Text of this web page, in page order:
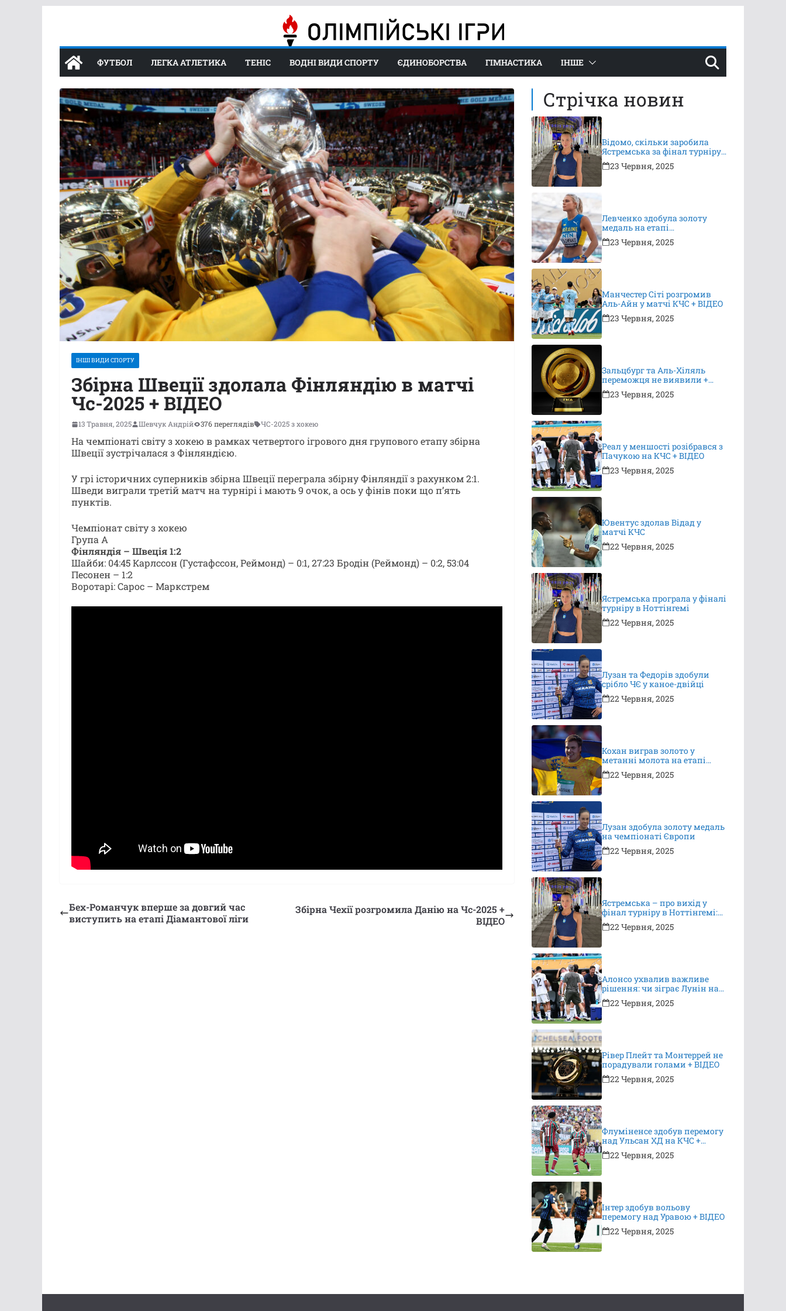
ФУТБОЛ ЛЕГКА АТЛЕТИКА ТЕНІС ВОДНІ ВИДИ СПОРТУ ЄДИНОБОРСТВА ГІМНАСТИКА ІНШЕ
ІНШІ ВИДИ СПОРТУ
Збірна Швеції здолала Фінляндію в матчі
Чс-2025 + ВІДЕО
13 Травня, 2025 Шевчук Андрій 376 переглядів ЧС-2025 з хокею
На чемпіонаті світу з хокею в рамках четвертого ігрового дня групового етапу збірна
Швеції зустрічалася з Фінляндією.
У грі історичних суперників збірна Швеції переграла збірну Фінляндії з рахунком 2:1.
Шведи виграли третій матч на турнірі і мають 9 очок, а ось у фінів поки що п’ять
пунктів.
Чемпіонат світу з хокею
Група A
Фінляндія – Швеція 1:2
Шайби: 04:45 Карлссон (Густафссон, Реймонд) – 0:1, 27:23 Бродін (Реймонд) – 0:2, 53:04
Песонен – 1:2
Воротарі: Сарос – Маркстрем
Бех-Романчук вперше за довгий час
виступить на етапі Діамантової ліги
Збірна Чехії розгромила Данію на Чс-2025 +
ВІДЕО
Стрічка новин
Відомо, скільки заробила
Ястремська за фінал турніру
в Ноттінгемі
23 Червня, 2025
Левченко здобула золоту
медаль на етапі
Континентального туру
23 Червня, 2025
Манчестер Сіті розгромив
Аль-Айн у матчі КЧС + ВІДЕО
23 Червня, 2025
Зальцбург та Аль-Хіляль
переможця не виявили +
ВІДЕО
23 Червня, 2025
Реал у меншості розібрався з
Пачукою на КЧС + ВІДЕО
23 Червня, 2025
Ювентус здолав Відад у
матчі КЧС
22 Червня, 2025
Ястремська програла у фіналі
турніру в Ноттінгемі
22 Червня, 2025
Лузан та Федорів здобули
срібло ЧЄ у каное-двійці
22 Червня, 2025
Кохан виграв золото у
метанні молота на етапі
Континентального туру
22 Червня, 2025
Лузан здобула золоту медаль
на чемпіонаті Європи
22 Червня, 2025
Ястремська – про вихід у
фінал турніру в Ноттінгемі:
це неймовірно, я дуже
вдячна за підтримку
22 Червня, 2025
Алонсо ухвалив важливе
рішення: чи зіграє Лунін на
КЧС?
22 Червня, 2025
Рівер Плейт та Монтеррей не
порадували голами + ВІДЕО
22 Червня, 2025
Флуміненсе здобув перемогу
над Ульсан ХД на КЧС +
ВІДЕО
22 Червня, 2025
Інтер здобув вольову
перемогу над Уравою + ВІДЕО
22 Червня, 2025